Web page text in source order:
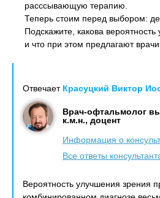
расссывающую терапию.
Теперь стоим перед выбором:
Подскажите, какова
и что при этом предлагают
Отвечает Красуцкий Виктор
Врач-офтальмолог
к.м.н., доцент
Информация о
Все ответы
Вероятность улучшения зрения